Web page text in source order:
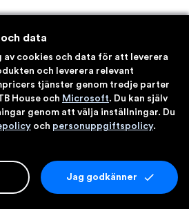
data
av cookies och data för att leverera
och leverera relevant
tjänster genom tredje parter
House och Microsoft. Du kan själv
genom att välja inställningar. Du
och personuppgiftspolicy.
Jag godkänner